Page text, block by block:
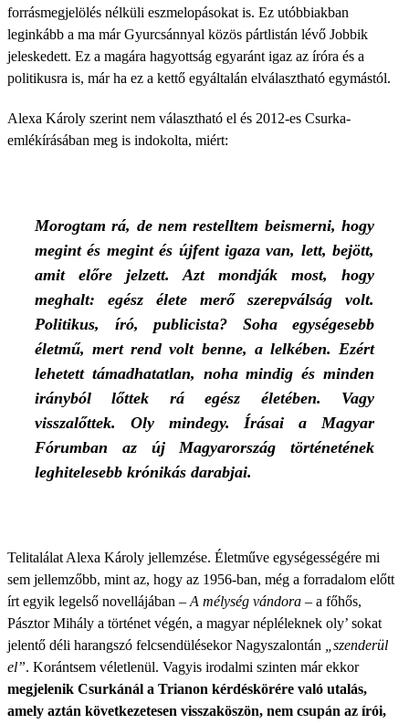
forrásmegjelölés nélküli eszmelopásokat is. Ez utóbbiakban
leginkább a ma már Gyurcsánnyal közös pártlistán lévő Jobbik
jeleskedett. Ez a magára hagyottság egyaránt igaz az íróra és a
politikusra is, már ha ez a kettő egyáltalán elválasztható egymástól.
Alexa Károly szerint nem választható el és 2012-es Csurka-
emlékírásában meg is indokolta, miért:
Morogtam rá, de nem restelltem beis­merni, hogy
megint és megint és újfent igaza van, lett, bejött,
amit előre jelzett. Azt mondják most, hogy
meghalt: egész élete merő szerepválság volt.
Politikus, író, publicista? Soha egységesebb
életmű, mert rend volt benne, a lelkében. Ezért
lehetett támadhatatlan, noha mindig és minden
irányból lőttek rá egész életében. Vagy
visszalőttek. Oly mindegy. Írásai a Magyar
Fórumban az új Magyarország történetének
leghitelesebb krónikás darabjai.
Telitalálat Alexa Károly jellemzése. Életműve egységességére mi
sem jellemzőbb, mint az, hogy az 1956-ban, még a forradalom előtt
írt egyik legelső novellájában – A mélység vándora – a főhős,
Pásztor Mihály a történet végén, a magyar népléleknek oly’ sokat
jelentő déli harangszó felcsendülésekor Nagyszalontán
„szenderül
el”. Korántsem véletlenül. Vagyis irodalmi szinten már ekkor
megjelenik Csurkánál a Trianon kérdéskörére való utalás,
amely aztán következetesen visszaköszön, nem csupán az írói,